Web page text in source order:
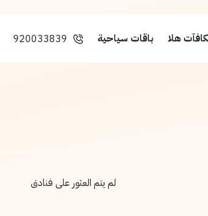
هلا باقات سياحية 920033839
لم يتم العثور على فنادق